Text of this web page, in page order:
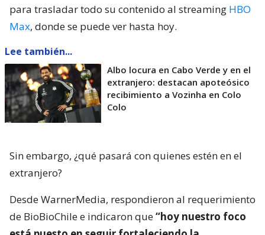
para trasladar todo su contenido al streaming HBO
Max, donde se puede ver hasta hoy.
Lee también...
Albo locura en Cabo Verde y en el
extranjero: destacan apoteósico
recibimiento a Vozinha en Colo
Colo
Sin embargo, ¿qué pasará con quienes estén en el
extranjero?
Desde WarnerMedia, respondieron al requerimiento
de BioBioChile e indicaron que“hoy nuestro foco